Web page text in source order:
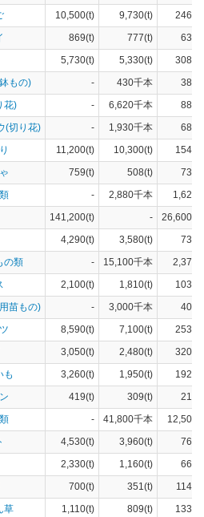
10,500(t) 9,730(t)
869(t) 777(t)
5,730(t) 5,330(t)
もの) - 430千本
花) - 6,620千本
(切り花) - 1,930千本
11,200(t) 10,300(t)
759(t) 508(t)
- 2,880千本
141,200(t) -
4,290(t) 3,580(t)
の類 - 15,100千本
2,100(t) 1,810(t)
苗もの) - 3,000千本
8,590(t) 7,100(t)
3,050(t) 2,480(t)
も 3,260(t) 1,950(t)
419(t) 309(t)
- 41,800千本
4,530(t) 3,960(t)
2,330(t) 1,160(t)
700(t) 351(t)
草 1,110(t) 809(t)